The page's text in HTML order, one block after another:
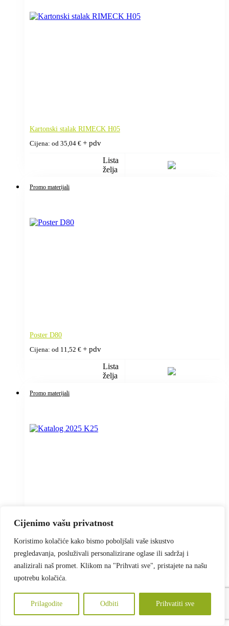
Cijenimo vašu privatnost
Koristimo kolačiće kako bismo poboljšali vaše iskustvo
pregledavanja, posluživali personalizirane oglase ili sadržaj i
analizirali naš promet. Klikom na "Prihvati sve", pristajete na našu
upotrebu kolačića.
Prilagodite Odbiti Prihvatiti sve
Kartonski stalak RIMECK H05
Cijena: od 35,04 € + pdv
Lista
želja
Promo materijali
Poster D80
Cijena: od 11,52 € + pdv
Lista
želja
Promo materijali
Katalog 2025 K25
Cijena: od2,41€ + pdv
Majica , Promo materijali